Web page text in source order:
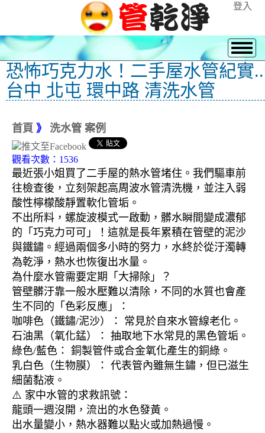
登入
恐怖巧克力水！二手屋水管紀實..
台中 北屯 環中路 清洗水管
首頁 》 洗水管 案例
觀看次數：1536
最近張小姐買了二手屋的熱水管堵住。我們驅車前
往檢查後，立刻架起高周波水管清洗機，並注入弱
酸性檸檬酸靜置軟化管垢。
不出所料，螺旋波模式一啟動，髒水瞬間變成濃郁
的「巧克力可可」！這就是長年累積在管壁的泥沙
與鐵鏽。經過兩個多小時的努力，水終於從汙濁轉
為乾淨，熱水也恢復出水量。
為什麼水管需要定期「大掃除」？
管壁髒汙靠一般水壓難以清除，不同的水質也會產
生不同的「色彩反應」：
咖啡色（鐵鏽/泥沙）： 常見於自來水管線老化。
石油黑（氧化錳）： 抽取地下水常見的黑色管垢。
綠色/藍色： 銅製管件或合金氧化產生的銅綠。
乳白色（生物膜）： 代表管內雖無生鏽，但已滋生
細菌黏液。
⚠️ 家中水管的求救訊號：
龍頭一週沒開，流出的水色發黃。
出水量變小，熱水器難以點火或加熱過慢。